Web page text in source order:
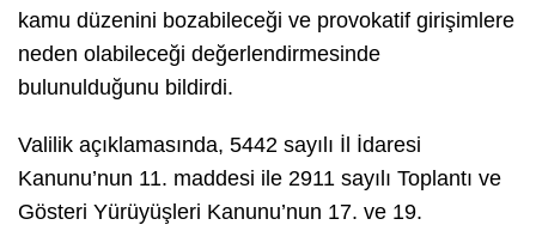
kamu düzenini bozabileceği ve provokatif girişimlere
neden olabileceği değerlendirmesinde
bulunulduğunu bildirdi.
Valilik açıklamasında, 5442 sayılı İl İdaresi
Kanunu’nun 11. maddesi ile 2911 sayılı Toplantı ve
Gösteri Yürüyüşleri Kanunu’nun 17. ve 19.